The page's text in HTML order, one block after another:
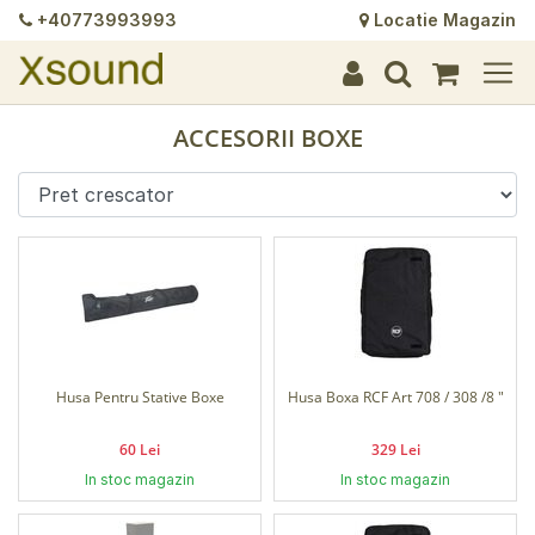
+40773993993 Locatie Magazin
+
+
+
+
+
+
+
+
+
+
+
+
+
+
ACCESORII BOXE
Husa Pentru Stative Boxe
60 Lei
In stoc magazin
Husa Boxa RCF Art 708 / 308 /8 "
329 Lei
In stoc magazin